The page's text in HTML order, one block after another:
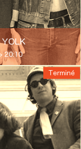
20:10
Terminé